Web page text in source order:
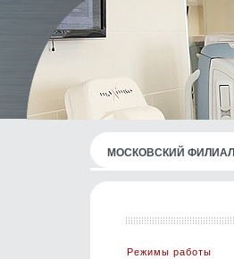
МОСКОВСКИЙ ФИЛИАЛ
Режимы работы